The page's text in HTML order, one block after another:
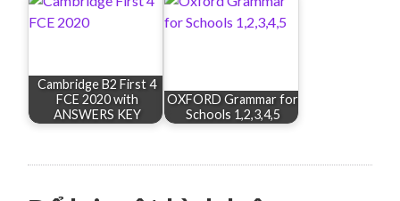
Cambridge B2 First 4
FCE 2020 with
ANSWERS KEY
OXFORD Grammar for
Schools 1,2,3,4,5